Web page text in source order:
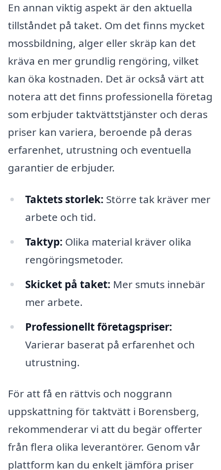
En annan viktig aspekt är den aktuella
tillståndet på taket. Om det finns mycket
mossbildning, alger eller skräp kan det
kräva en mer grundlig rengöring, vilket
kan öka kostnaden. Det är också värt att
notera att det finns professionella företag
som erbjuder taktvättstjänster och deras
priser kan variera, beroende på deras
erfarenhet, utrustning och eventuella
garantier de erbjuder.
Taktets storlek: Större tak kräver mer
arbete och tid.
Taktyp: Olika material kräver olika
rengöringsmetoder.
Skicket på taket: Mer smuts innebär
mer arbete.
Professionellt företagspriser:
Varierar baserat på erfarenhet och
utrustning.
För att få en rättvis och noggrann
uppskattning för taktvätt i Borensberg,
rekommenderar vi att du begär offerter
från flera olika leverantörer. Genom vår
plattform kan du enkelt jämföra priser